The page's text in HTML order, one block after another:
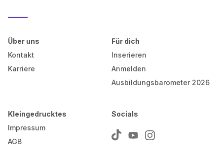
Über uns
Kontakt
Karriere
Für dich
Inserieren
Anmelden
Ausbildungsbarometer 2026
Kleingedrucktes
Impressum
AGB
Socials